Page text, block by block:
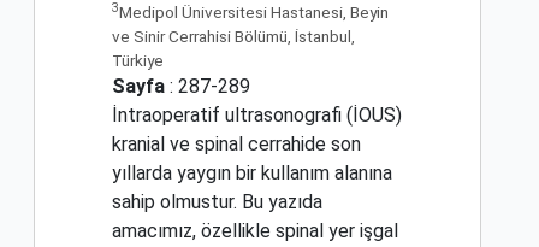
3Medipol Üniversitesi Hastanesi, Beyin
ve Sinir Cerrahisi Bölümü, İstanbul,
Türkiye
Sayfa : 287-289
İntraoperatif ultrasonografi (İOUS)
kranial ve spinal cerrahide son
yıllarda yaygın bir kullanım alanına
sahip olmustur. Bu yazıda
amacımız, özellikle spinal yer işgal